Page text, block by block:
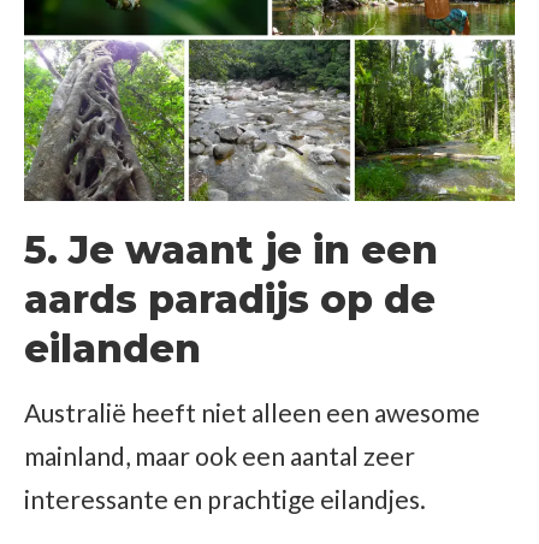
5. Je waant je in een
aards paradijs op de
eilanden
Australië heeft niet alleen een awesome
mainland, maar ook een aantal zeer
interessante en prachtige eilandjes.